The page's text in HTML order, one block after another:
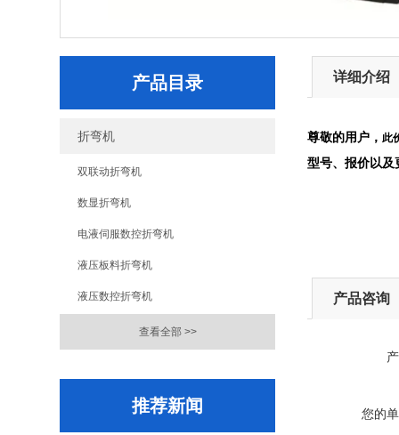
产品目录
折弯机
双联动折弯机
数显折弯机
电液伺服数控折弯机
液压板料折弯机
液压数控折弯机
查看全部 >>
推荐新闻
详细介绍
尊敬的用户，此
型号、报价以及
产品咨询
您的